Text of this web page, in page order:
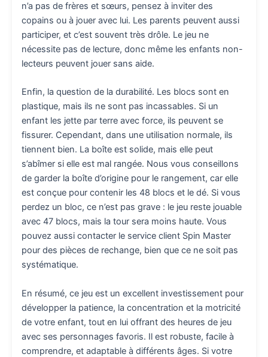
n’a pas de frères et sœurs, pensez à inviter des
copains ou à jouer avec lui. Les parents peuvent aussi
participer, et c’est souvent très drôle. Le jeu ne
nécessite pas de lecture, donc même les enfants non-
lecteurs peuvent jouer sans aide.
Enfin, la question de la durabilité. Les blocs sont en
plastique, mais ils ne sont pas incassables. Si un
enfant les jette par terre avec force, ils peuvent se
fissurer. Cependant, dans une utilisation normale, ils
tiennent bien. La boîte est solide, mais elle peut
s’abîmer si elle est mal rangée. Nous vous conseillons
de garder la boîte d’origine pour le rangement, car elle
est conçue pour contenir les 48 blocs et le dé. Si vous
perdez un bloc, ce n’est pas grave : le jeu reste jouable
avec 47 blocs, mais la tour sera moins haute. Vous
pouvez aussi contacter le service client Spin Master
pour des pièces de rechange, bien que ce ne soit pas
systématique.
En résumé, ce jeu est un excellent investissement pour
développer la patience, la concentration et la motricité
de votre enfant, tout en lui offrant des heures de jeu
avec ses personnages favoris. Il est robuste, facile à
comprendre, et adaptable à différents âges. Si votre